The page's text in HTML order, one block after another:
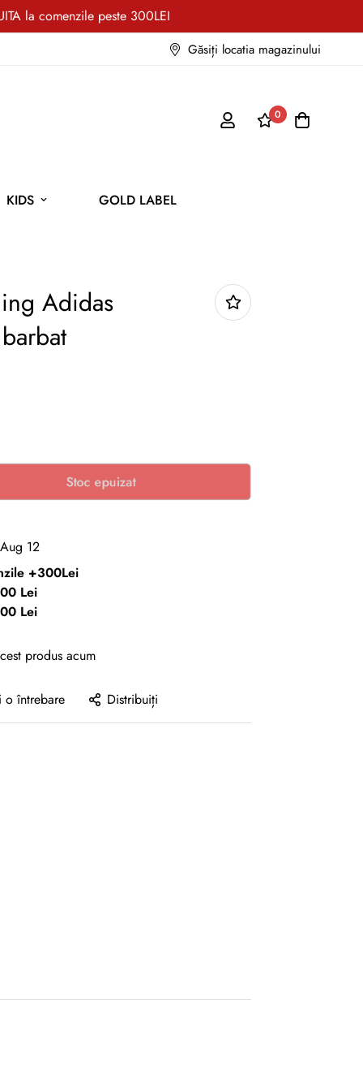
la comenzile peste 300LEI
Găsiți locatia magazinului
0
KIDS GOLD LABEL
Adidas
Stoc epuizat
12
+300Lei
Lei
Lei
produs acum
o întrebare Distribuiți